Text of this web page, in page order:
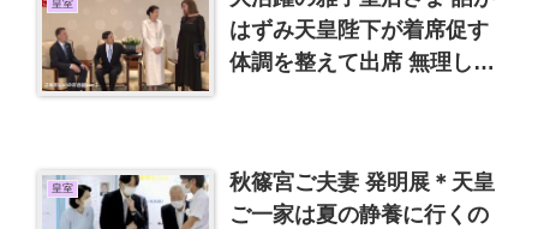
皇室
はずみ天皇陛下が着席促す
体調を整えて出席 無理しな
皇室
秋篠宮ご夫妻 発明展＊天皇
ご一家は夏の静養に行くの